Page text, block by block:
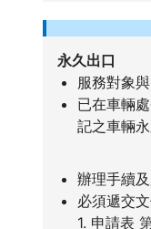
永久出口
服務對象
已在車輛
記之車輛
辦理手續
必須遞交文
1. 申請表